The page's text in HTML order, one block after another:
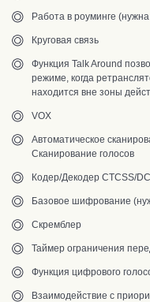
Работа в роуминге
Круговая связь
Функция Talk Around
режиме, когда
находится вне зоны
VOX
Автоматическое
Сканирование голосов
Кодер/Декодер CTCSS/
Базовое шифрование
Скремблер
Таймер ограничения
Функция цифрового
Взаимодействие с